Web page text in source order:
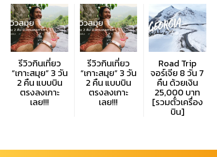
รีวิวกินเที่ยว
“เกาะสมุย” 3 วัน
2 คืน แบบบิน
ตรงลงเกาะ
เลย!!!
รีวิวกินเที่ยว
“เกาะสมุย” 3 วัน
2 คืน แบบบิน
ตรงลงเกาะ
เลย!!!
Road Trip
จอร์เจีย 8 วัน 7
คืน ด้วยเงิน
25,000 บาท
[รวมตั๋วเครื่อง
บิน]